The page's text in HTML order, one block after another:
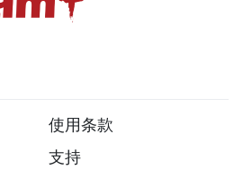
使用条款
支持